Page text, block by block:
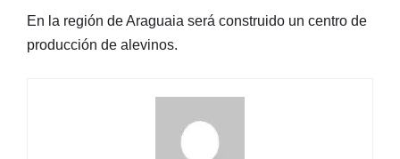
En la región de Araguaia será construido un centro de
producción de alevinos.